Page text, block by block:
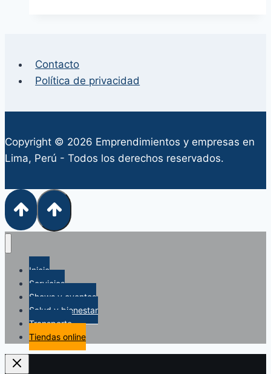
Contacto
Política de privacidad
Copyright © 2026 Emprendimientos y empresas en
Lima, Perú - Todos los derechos reservados.
Inicio
Servicios
Shows y eventos
Salud y bienestar
Transporte
Tiendas online